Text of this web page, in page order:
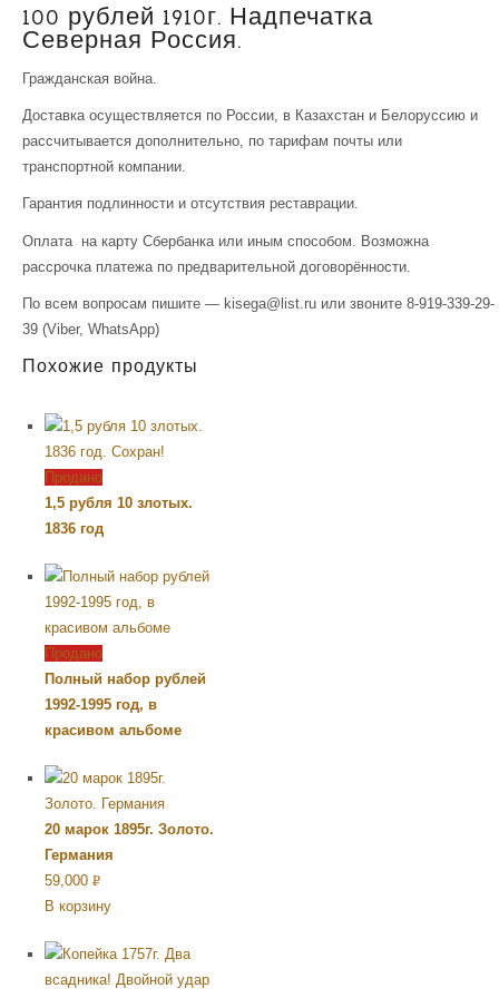
100 рублей 1910г. Надпечатка
Северная Россия.
Гражданская война.
Доставка осуществляется по России, в Казахстан и Белоруссию и
рассчитывается дополнительно, по тарифам почты или
транспортной компании.
Гарантия подлинности и отсутствия реставрации.
Оплата на карту Сбербанка или иным способом. Возможна
рассрочка платежа по предварительной договорённости.
По всем вопросам пишите — kisega@list.ru или звоните 8-919-339-29-
39 (Viber, WhatsApp)
Похожие продукты
Продано
1,5 рубля 10 злотых.
1836 год
Продано
Полный набор рублей
1992-1995 год, в
красивом альбоме
20 марок 1895г. Золото.
Германия
59,000 Р
УБ.
В корзину